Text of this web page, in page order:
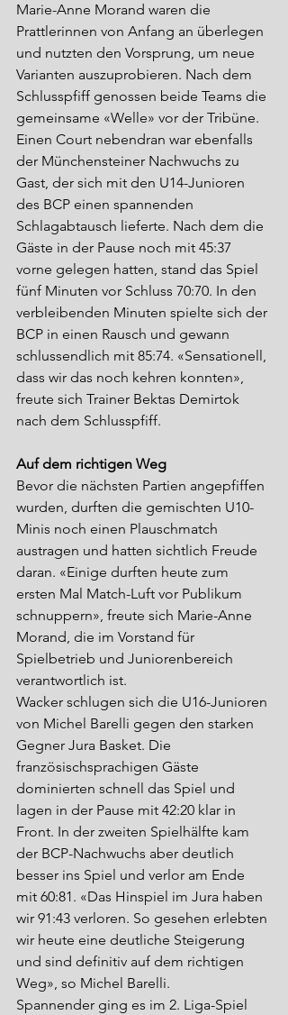
Marie-Anne Morand waren die
Prattlerinnen von Anfang an überlegen
und nutzten den Vorsprung, um neue
Varianten auszuprobieren. Nach dem
Schlusspfiff genossen beide Teams die
gemeinsame «Welle» vor der Tribüne.
Einen Court nebendran war ebenfalls
der Münchensteiner Nachwuchs zu
Gast, der sich mit den U14-Junioren
des BCP einen spannenden
Schlagabtausch lieferte. Nach dem die
Gäste in der Pause noch mit 45:37
vorne gelegen hatten, stand das Spiel
fünf Minuten vor Schluss 70:70. In den
verbleibenden Minuten spielte sich der
BCP in einen Rausch und gewann
schlussendlich mit 85:74. «Sensationell,
dass wir das noch kehren konnten»,
freute sich Trainer Bektas Demirtok
nach dem Schlusspfiff.
Auf dem richtigen Weg
Bevor die nächsten Partien angepfiffen
wurden, durften die gemischten U10-
Minis noch einen Plauschmatch
austragen und hatten sichtlich Freude
daran. «Einige durften heute zum
ersten Mal Match-Luft vor Publikum
schnuppern», freute sich Marie-Anne
Morand, die im Vorstand für
Spielbetrieb und Juniorenbereich
verantwortlich ist.
Wacker schlugen sich die U16-Junioren
von Michel Barelli gegen den starken
Gegner Jura Basket. Die
französischsprachigen Gäste
dominierten schnell das Spiel und
lagen in der Pause mit 42:20 klar in
Front. In der zweiten Spielhälfte kam
der BCP-Nachwuchs aber deutlich
besser ins Spiel und verlor am Ende
mit 60:81. «Das Hinspiel im Jura haben
wir 91:43 verloren. So gesehen erlebten
wir heute eine deutliche Steigerung
und sind definitiv auf dem richtigen
Weg», so Michel Barelli.
Spannender ging es im 2. Liga-Spiel